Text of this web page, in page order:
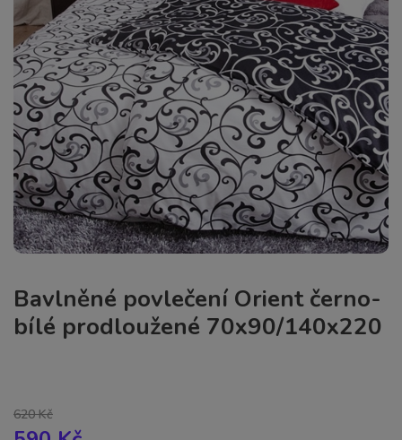
Bavlněné povlečení Orient černo-
bílé prodloužené 70x90/140x220
620 Kč